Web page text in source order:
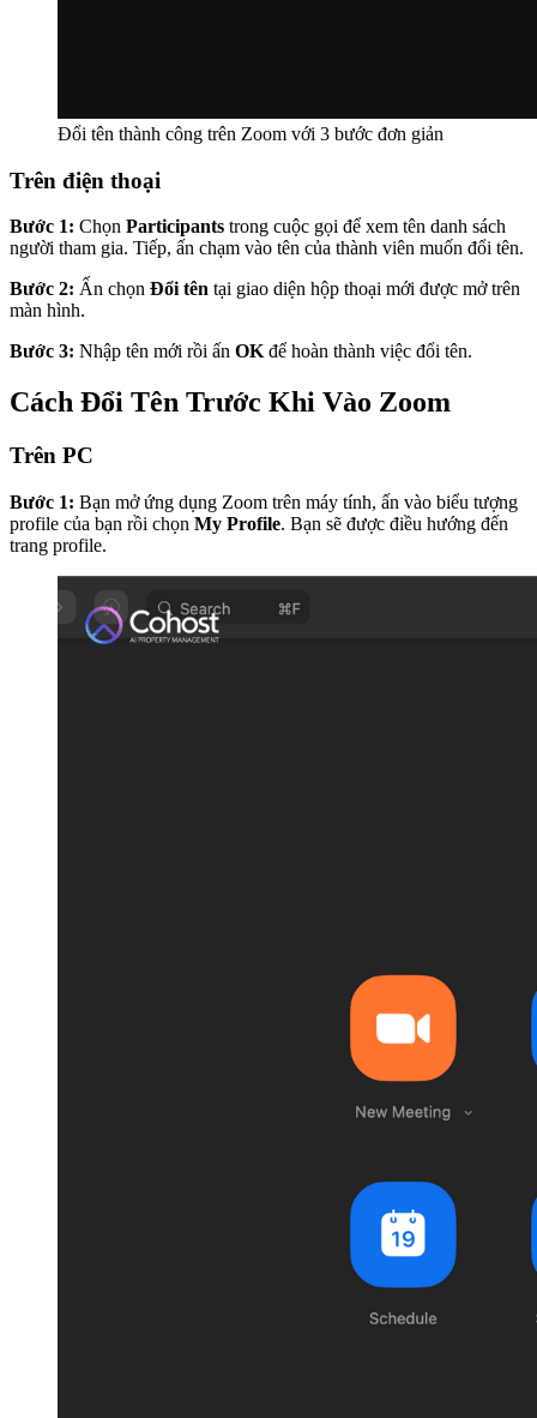
Đổi tên thành công trên Zoom với 3 bước đơn giản
Trên điện thoại
Bước 1: Chọn Participants trong cuộc gọi để xem tên danh sách
người tham gia. Tiếp, ấn chạm vào tên của thành viên muốn đổi tên.
Bước 2: Ấn chọn Đổi tên tại giao diện hộp thoại mới được mở trên
màn hình.
Bước 3: Nhập tên mới rồi ấn OKđể hoàn thành việc đổi tên.
Cách Đổi Tên Trước Khi Vào Zoom
Trên PC
Bước 1: Bạn mở ứng dụng Zoom trên máy tính, ấn vào biểu tượng
profile của bạn rồi chọn My Profile. Bạn sẽ được điều hướng đến
trang profile.